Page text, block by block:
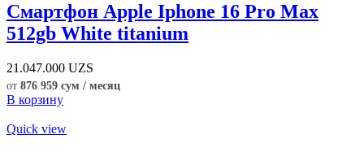
Смартфон Apple Iphone 16 Pro Max
512gb White titanium
21.047.000 UZS
от 876 959 сум / месяц
В корзину
Quick view